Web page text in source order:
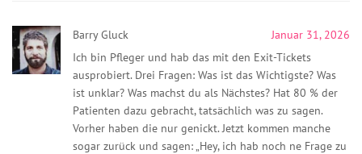
Barry Gluck
Januar 31, 2026
Ich bin Pfleger und hab das mit den Exit-Tickets
ausprobiert. Drei Fragen: Was ist das Wichtigste? Was
ist unklar? Was machst du als Nächstes? Hat 80 % der
Patienten dazu gebracht, tatsächlich was zu sagen.
Vorher haben die nur genickt. Jetzt kommen manche
sogar zurück und sagen: „Hey, ich hab noch ne Frage zu